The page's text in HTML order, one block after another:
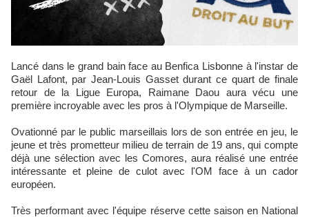
Lancé dans le grand bain face au Benfica Lisbonne à l'instar de
Gaël Lafont, par Jean-Louis Gasset durant ce quart de finale
retour de la Ligue Europa, Raimane Daou aura vécu une
première incroyable avec les pros à l'Olympique de Marseille.
Ovationné par le public marseillais lors de son entrée en jeu, le
jeune et très prometteur milieu de terrain de 19 ans, qui compte
déjà une sélection avec les Comores, aura réalisé une entrée
intéressante et pleine de culot avec l'OM face à un cador
européen.
Très performant avec l'équipe réserve cette saison en National